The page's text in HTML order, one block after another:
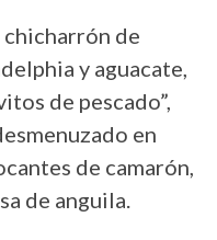
de
y aguacate,
de pescado”,
en
de camarón,
de anguila.